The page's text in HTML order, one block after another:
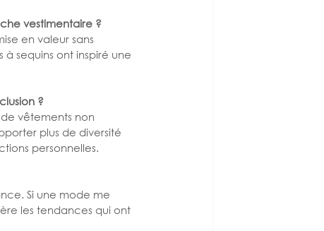
vestimentaire ?
en valeur sans
sequins ont inspiré une
?
vêtements non
plus de diversité
personnelles.
Si une mode me
les tendances qui ont